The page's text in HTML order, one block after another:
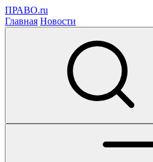
ПРАВО.ru
Главная Новости